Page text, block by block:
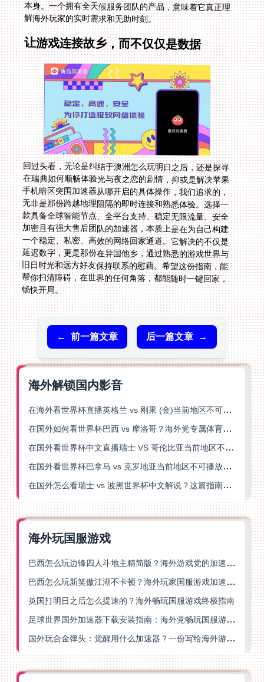
解海外玩家的实时需求和无助时刻。
让游戏连接故乡，而不仅仅是数据
回过头看，无论是纠结于澳洲怎么玩明日之后，还是探寻
在瑞典如何顺畅体验光与夜之恋的剧情，抑或是解决苹果
手机暗区突围加速器从哪开启的具体操作，我们追求的，
无非是那份跨越地理阻隔的即时连接和熟悉体验。选择一
款具备全球智能节点、全平台支持、稳定无限流量、安全
加密且有强大售后团队的加速器，本质上是在为自己构建
一个稳定、私密、高效的网络回家通道。它解决的不仅是
延迟数字，更是那份在异国他乡，通过熟悉的游戏世界与
旧日时光和远方好友保持联系的慰藉。希望这份指南，能
帮你扫清障碍，在世界的任何角落，都能随时一键回家，
畅快开局。
← 前一篇文章 后一篇文章 →
海外解锁国内影音
在海外看世界杯直播英格兰 vs 刚果 (金)当前地区不可播放？这篇指南帮你突破所有限制
在国外如何看世界杯巴西 vs 摩洛哥？海外党专属体育观赛指南来了
在国外看世界杯中文直播瑞士 VS 哥伦比亚当前地区不可播放？这篇指南帮你搞定
在国外看世界杯巴拿马 vs 克罗地亚当前地区不可播放？这篇指南帮你轻松解决海外体育直播难题
在国外怎么看瑞士 vs 波黑世界杯中文解说？这篇指南帮你搞定所有地区限制问题
海外玩国服游戏
巴西怎么玩边锋四人斗地主精简版？海外游戏党的加速器终极选择
巴西怎么玩新笑傲江湖不卡顿？海外玩家国服游戏加速终极指南（附猫和老鼠一梦江湖实测）
英国打明日之后怎么提速的？海外畅玩国服游戏终极指南
足球世界国外加速器下载安装指南：海外党畅玩国服游戏的终极解决方案
国外玩合金弹头：觉醒用什么加速器？一份写给海外游子的畅玩指南